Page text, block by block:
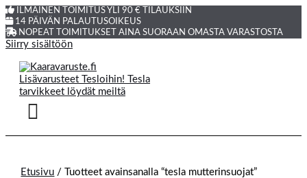
ILMAINEN TOIMITUS YLI 90 € TILAUKSIIN
14 PÄIVÄN PALAUTUSOIKEUS
NOPEAT TOIMITUKSET AINA SUORAAN OMASTA VARASTOSTA
Siirry sisältöön
Etusivu / Tuotteet avainsanalla “tesla mutterinsuojat”